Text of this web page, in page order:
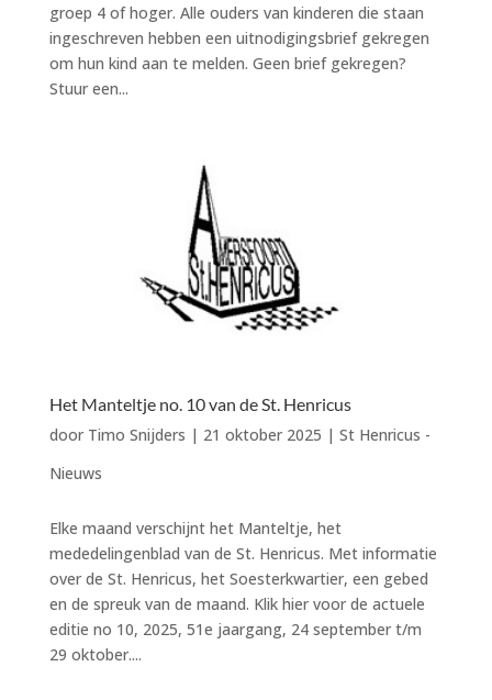
groep 4 of hoger. Alle ouders van kinderen die staan
ingeschreven hebben een uitnodigingsbrief gekregen
om hun kind aan te melden. Geen brief gekregen?
Stuur een...
Het Manteltje no. 10 van de St. Henricus
door Timo Snijders | 21 oktober 2025 | St Henricus -
Nieuws
Elke maand verschijnt het Manteltje, het
mededelingenblad van de St. Henricus. Met informatie
over de St. Henricus, het Soesterkwartier, een gebed
en de spreuk van de maand. Klik hier voor de actuele
editie no 10, 2025, 51e jaargang, 24 september t/m
29 oktober....